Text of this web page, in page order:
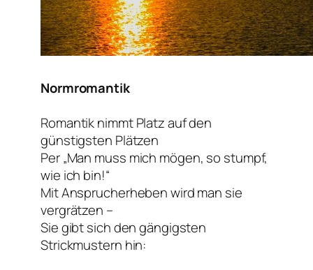
Normromantik
Romantik nimmt Platz auf den
günstigsten Plätzen
Per „Man muss mich mögen, so stumpf,
wie ich bin!“
Mit Ansprucherheben wird man sie
vergrätzen –
Sie gibt sich den gängigsten
Strickmustern hin: